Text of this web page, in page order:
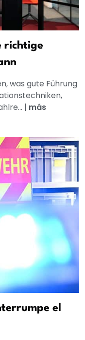
richtige
was gute Führung
| más
el